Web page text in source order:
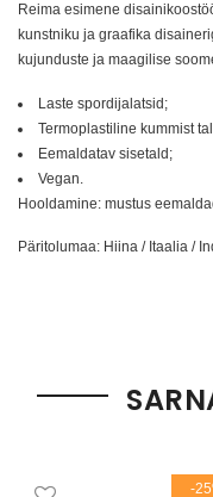
Reima esimene
kunstniku ja graafika
kujunduste ja maagilise
Laste spordijalatsid;
Termoplastiline kummist
Eemaldatav sisetald;
Vegan.
Hooldamine: mustus
Päritolumaa: Hiina / Itaalia /
-